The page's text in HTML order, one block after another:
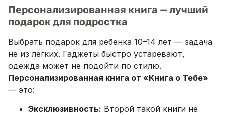
Персонализированная книга — лучший
подарок для подростка
Выбрать подарок для ребенка 10–14 лет — задача
не из легких. Гаджеты быстро устаревают,
одежда может не подойти по стилю.
Персонализированная книга от «Книга о Тебе»
— это:
Эксклюзивность: Второй такой книги не